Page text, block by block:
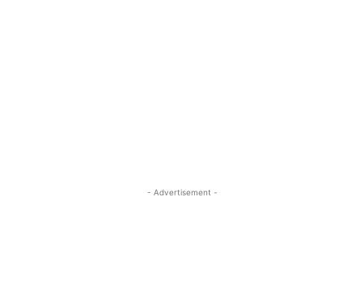
- Advertisement -